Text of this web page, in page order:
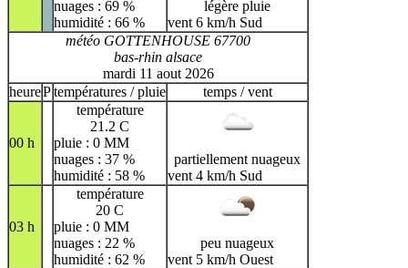
nuages : 69 %
humidité : 66 %
légère pluie
vent 6 km/h Sud
météo GOTTENHOUSE 67700
bas-rhin alsace
mardi 11 aout 2026
heurePtempératures / pluie temps / vent
00 h
température
21.2 C
pluie : 0 MM
nuages : 37 %
humidité : 58 %
partiellement nuageux
vent 4 km/h Sud
03 h
température
20 C
pluie : 0 MM
nuages : 22 %
humidité : 62 %
peu nuageux
vent 5 km/h Ouest